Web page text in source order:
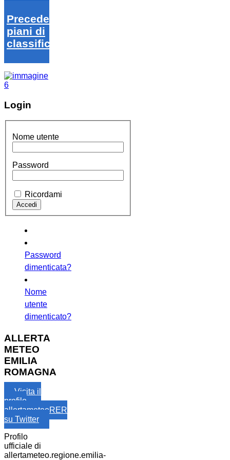
Precedenti
piani di
classifica
Login
Nome utente
Password
Ricordami
Password
dimenticata?
Nome
utente
dimenticato?
ALLERTA
METEO
EMILIA
ROMAGNA
Visita il
profilo
allertameteoRER
su Twitter
Profilo
ufficiale di
allertameteo.regione.emilia-